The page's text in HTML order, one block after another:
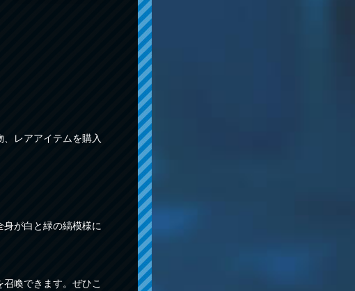
レアアイテムを購入
が白と緑の縞模様に
喚できます。ぜひこ